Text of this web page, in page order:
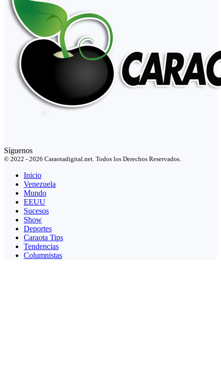
Síguenos
© 2022 - 2026 Caraotadigital.net. Todos los Derechos Reservados.
Inicio
Venezuela
Mundo
EEUU
Sucesos
Show
Deportes
Caraota Tips
Tendencias
Columnistas